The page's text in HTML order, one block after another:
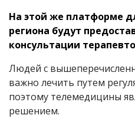
На этой же платформе
региона будут
консультации
Людей с
важно лечить путем
поэтому телемедицины
решением.